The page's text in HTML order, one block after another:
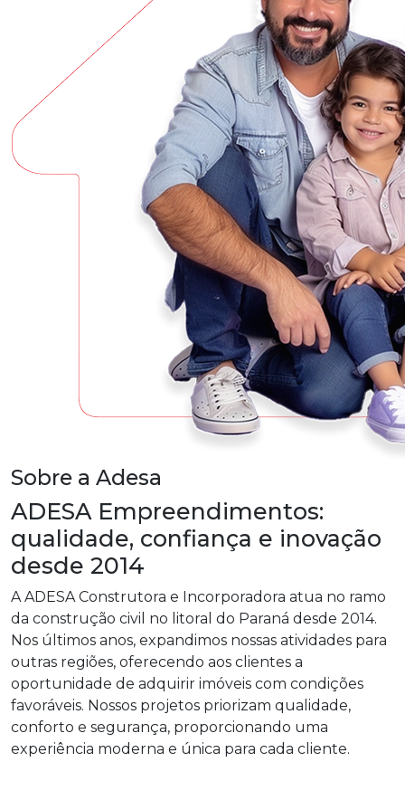
Sobre a Adesa
ADESA Empreendimentos:
qualidade, confiança e inovação
desde 2014
A ADESA Construtora e Incorporadora atua no ramo
da construção civil no litoral do Paraná desde 2014.
Nos últimos anos, expandimos nossas atividades para
outras regiões, oferecendo aos clientes a
oportunidade de adquirir imóveis com condições
favoráveis. Nossos projetos priorizam qualidade,
conforto e segurança, proporcionando uma
experiência moderna e única para cada cliente.